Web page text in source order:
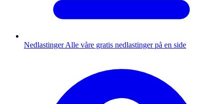
Nedlastinger Alle våre gratis nedlastinger på en side